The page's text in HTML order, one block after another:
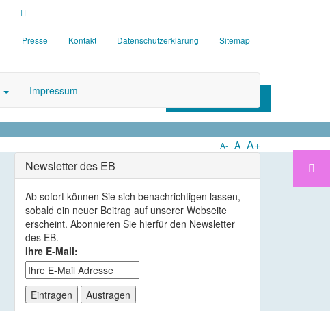
Presse Kontakt Datenschutzerklärung Sitemap
Impressum
A- A A+
Newsletter des EB
Ab sofort können Sie sich benachrichtigen lassen,
sobald ein neuer Beitrag auf unserer Webseite
erscheint. Abonnieren Sie hierfür den Newsletter
des EB.
Ihre E-Mail: